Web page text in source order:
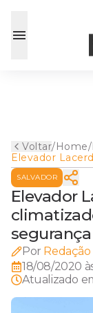
Voltar/Home/
Elevador
volta
protocolos de
SALVADOR
Elevador
segurança
Por Redação
18/08/2020
Atualizado